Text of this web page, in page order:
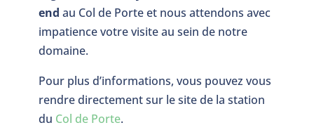
end au Col de Porte et nous attendons avec
impatience votre visite au sein de notre
domaine.
Pour plus d’informations, vous pouvez vous
rendre directement sur le site de la station
du Col de Porte.